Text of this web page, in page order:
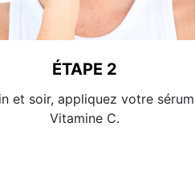
ÉTAPE 2
et soir, appliquez votre sérum
Vitamine C.